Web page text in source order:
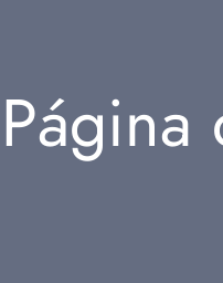
Página